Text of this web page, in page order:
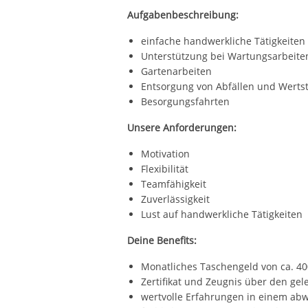
Aufgabenbeschreibung:
einfache handwerkliche Tätigkeiten
Unterstützung bei
Gartenarbeiten
Entsorgung von Abfällen und
Besorgungsfahrten
Unsere Anforderungen:
Motivation
Flexibilität
Teamfähigkeit
Zuverlässigkeit
Lust auf handwerkliche Tätigkeiten
Deine Benefits:
Monatliches Taschengeld von ca.
Zertifikat und Zeugnis über den
wertvolle Erfahrungen in einem